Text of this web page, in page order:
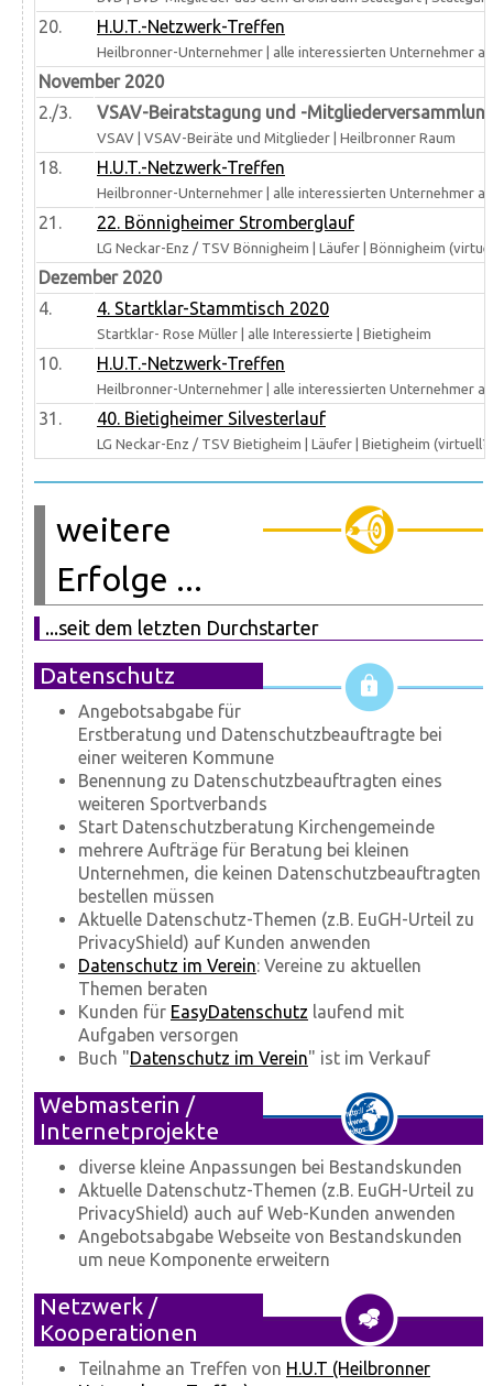
20. H.U.T.-Netzwerk-Treffen
Heilbronner-Unternehmer | alle interessierten Unternehmer
November 2020
2./3.
VSAV-Beiratstagung und -
VSAV | VSAV-Beiräte und Mitglieder | Heilbronner Raum
18. H.U.T.-Netzwerk-Treffen
Heilbronner-Unternehmer | alle interessierten Unternehmer
21. 22. Bönnigheimer Stromberglauf
LG Neckar-Enz / TSV Bönnigheim | Läufer | Bönnigheim
Dezember 2020
4.
4. Startklar-Stammtisch 2020
Startklar- Rose Müller | alle Interessierte | Bietigheim
10. H.U.T.-Netzwerk-Treffen
Heilbronner-Unternehmer | alle interessierten Unternehmer
31. 40. Bietigheimer Silvesterlauf
LG Neckar-Enz / TSV Bietigheim | Läufer | Bietigheim (virtuell?)
weitere
Erfolge ...
...seit dem letzten Durchstarter
Datenschutz
Angebotsabgabe für
Erstberatung und Datenschutzbeauftragte bei
einer weiteren Kommune
Benennung zu Datenschutzbeauftragten eines
weiteren Sportverbands
Start Datenschutzberatung Kirchengemeinde
mehrere Aufträge für Beratung bei kleinen
Unternehmen, die keinen Datenschutzbeauftragten
bestellen müssen
Aktuelle Datenschutz-Themen (z.B. EuGH-Urteil zu
PrivacyShield) auf Kunden anwenden
Datenschutz im Verein: Vereine zu aktuellen
Themen beraten
Kunden für EasyDatenschutz laufend mit
Aufgaben versorgen
Buch "Datenschutz im Verein" ist im Verkauf
Webmasterin /
Internetprojekte
diverse kleine Anpassungen bei Bestandskunden
Aktuelle Datenschutz-Themen (z.B. EuGH-Urteil zu
PrivacyShield) auch auf Web-Kunden anwenden
Angebotsabgabe Webseite von Bestandskunden
um neue Komponente erweitern
Netzwerk /
Kooperationen
Teilnahme an Treffen von H.U.T (Heilbronner